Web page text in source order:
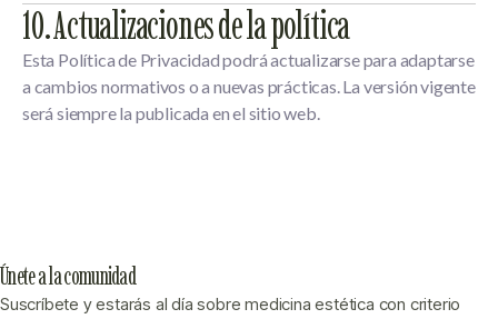
10. Actualizaciones de la política
Esta Política de Privacidad podrá actualizarse para adaptarse
a cambios normativos o a nuevas prácticas. La versión vigente
será siempre la publicada en el sitio web.
Únete a la comunidad
Suscríbete y estarás al día sobre medicina estética con criterio